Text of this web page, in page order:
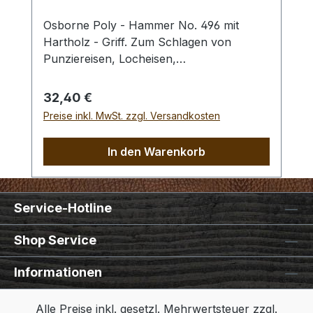
Osborne Poly - Hammer No. 496 mit
Hartholz - Griff. Zum Schlagen von
Punziereisen, Locheisen,
Schlagfläche. Wenig Rückschlag durch
schlagabsorbierenden Poly -
Hammerkopf. 240 gr Gesamtgewicht /
Regulärer Preis:
32,40 €
Preise inkl. MwSt. zzgl. Versandkosten
In den Warenkorb
Service-Hotline
Shop Service
Informationen
Alle Preise inkl. gesetzl. Mehrwertsteuer zzgl.